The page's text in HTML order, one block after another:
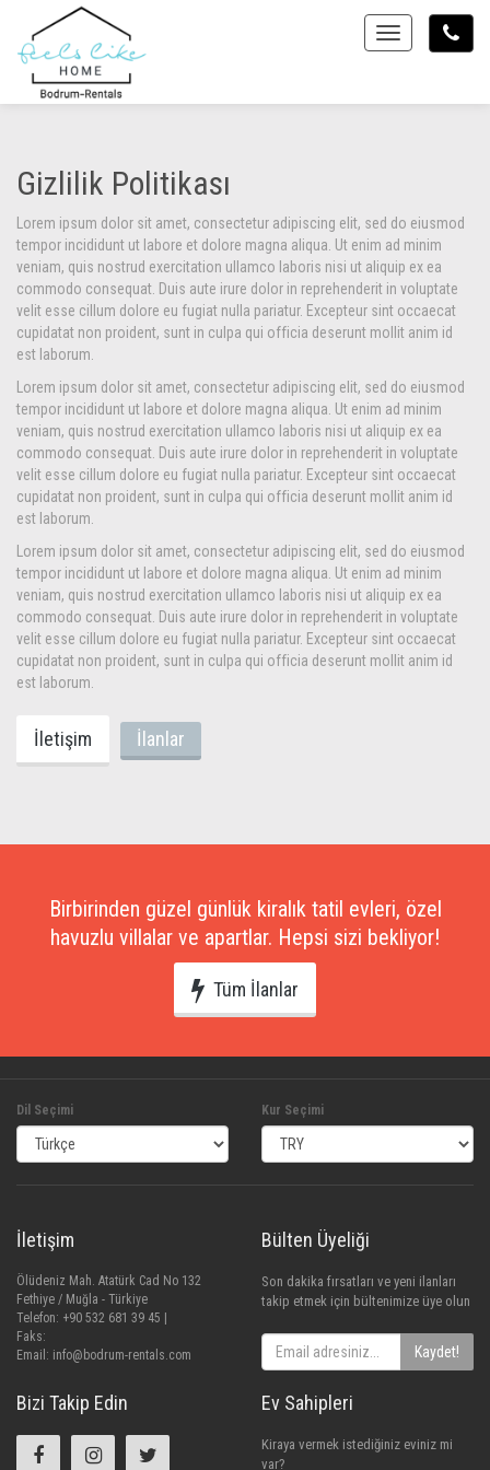
Toggle
Gizlilik Politikası
Lorem ipsum dolor sit amet, consectetur adipiscing elit, sed do eiusmod
tempor incididunt ut labore et dolore magna aliqua. Ut enim ad minim
veniam, quis nostrud exercitation ullamco laboris nisi ut aliquip ex ea
commodo consequat. Duis aute irure dolor in reprehenderit in voluptate
velit esse cillum dolore eu fugiat nulla pariatur. Excepteur sint occaecat
cupidatat non proident, sunt in culpa qui officia deserunt mollit anim id
est laborum.
Lorem ipsum dolor sit amet, consectetur adipiscing elit, sed do eiusmod
tempor incididunt ut labore et dolore magna aliqua. Ut enim ad minim
veniam, quis nostrud exercitation ullamco laboris nisi ut aliquip ex ea
commodo consequat. Duis aute irure dolor in reprehenderit in voluptate
velit esse cillum dolore eu fugiat nulla pariatur. Excepteur sint occaecat
cupidatat non proident, sunt in culpa qui officia deserunt mollit anim id
est laborum.
Lorem ipsum dolor sit amet, consectetur adipiscing elit, sed do eiusmod
tempor incididunt ut labore et dolore magna aliqua. Ut enim ad minim
veniam, quis nostrud exercitation ullamco laboris nisi ut aliquip ex ea
commodo consequat. Duis aute irure dolor in reprehenderit in voluptate
velit esse cillum dolore eu fugiat nulla pariatur. Excepteur sint occaecat
cupidatat non proident, sunt in culpa qui officia deserunt mollit anim id
est laborum.
İletişim İlanlar
Birbirinden güzel günlük kiralık tatil evleri, özel
havuzlu villalar ve apartlar. Hepsi sizi bekliyor!
Tüm İlanlar
Dil Seçimi Kur Seçimi
İletişim
Ölüdeniz Mah. Atatürk Cad No 132
Fethiye / Muğla - Türkiye
Telefon: +90 532 681 39 45 |
Faks:
Email: info@bodrum-rentals.com
Bülten Üyeliği
Son dakika fırsatları ve yeni ilanları
takip etmek için bültenimize üye olun
Kaydet!
Bizi Takip Edin Ev Sahipleri
Kiraya vermek istediğiniz eviniz mi
var?